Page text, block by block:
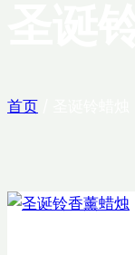
首页